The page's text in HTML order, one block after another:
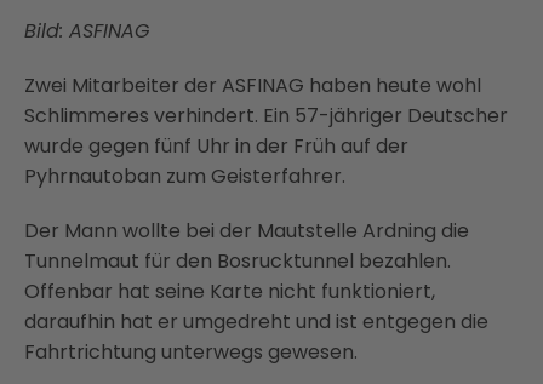
Bild: ASFINAG
Zwei Mitarbeiter der ASFINAG haben heute wohl
Schlimmeres verhindert. Ein 57-jähriger Deutscher
wurde gegen fünf Uhr in der Früh auf der
Pyhrnautoban zum Geisterfahrer.
Der Mann wollte bei der Mautstelle Ardning die
Tunnelmaut für den Bosrucktunnel bezahlen.
Offenbar hat seine Karte nicht funktioniert,
daraufhin hat er umgedreht und ist entgegen die
Fahrtrichtung unterwegs gewesen.